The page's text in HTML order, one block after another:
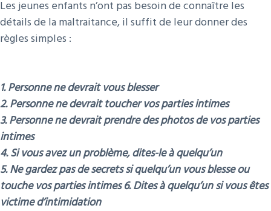
Les jeunes enfants n’ont pas besoin de connaître les
détails de la maltraitance, il suffit de leur donner des
règles simples :
1. Personne ne devrait vous blesser
2. Personne ne devrait toucher vos parties intimes
3. Personne ne devrait prendre des photos de vos parties
intimes
4. Si vous avez un problème, dites-le à quelqu’un
5. Ne gardez pas de secrets si quelqu’un vous blesse ou
touche vos parties intimes 6. Dites à quelqu’un si vous êtes
victime d’intimidation